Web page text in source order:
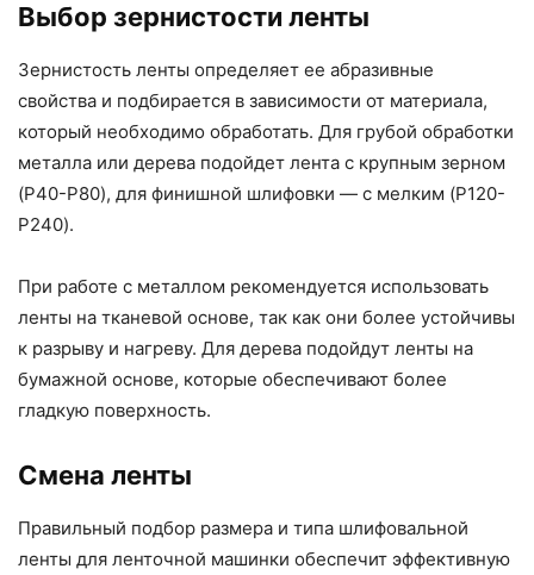
Выбор зернистости ленты
Зернистость ленты определяет ее абразивные
свойства и подбирается в зависимости от материала,
который необходимо обработать. Для грубой обработки
металла или дерева подойдет лента с крупным зерном
(P40-P80), для финишной шлифовки — с мелким (P120-
P240).
При работе с металлом рекомендуется использовать
ленты на тканевой основе, так как они более устойчивы
к разрыву и нагреву. Для дерева подойдут ленты на
бумажной основе, которые обеспечивают более
гладкую поверхность.
Смена ленты
Правильный подбор размера и типа шлифовальной
ленты для ленточной машинки обеспечит эффективную